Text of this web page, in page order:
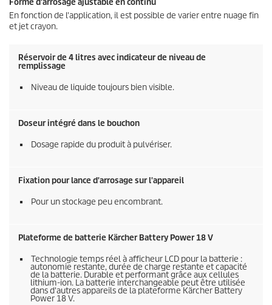
Forme d'arrosage ajustable en continu
En fonction de l'application, il est possible de varier entre nuage fin
et jet crayon.
Réservoir de 4 litres avec indicateur de niveau de
remplissage
Niveau de liquide toujours bien visible.
Doseur intégré dans le bouchon
Dosage rapide du produit à pulvériser.
Fixation pour lance d'arrosage sur l'appareil
Pour un stockage peu encombrant.
Plateforme de batterie Kärcher Battery Power 18 V
Technologie temps réel à afficheur LCD pour la batterie :
autonomie restante, durée de charge restante et capacité
de la batterie. Durable et performant grâce aux cellules
lithium-ion. La batterie interchangeable peut être utilisée
dans d'autres appareils de la plateforme Kärcher Battery
Power 18 V.